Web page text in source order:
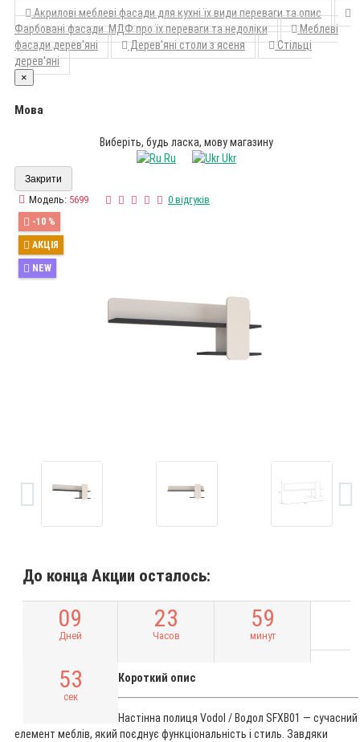
Акрилові меблеві фасади для кухні їх види переваги та опис
Фарбовані фасади МДФ про їх переваги та недоліки
Меблеві
фасади дерев'яні
Дерев'яні столи з ясеня
Стільці
дерев'яні
×
Мова
Виберіть, будь ласка, мову магазину
Ru
Ukr
Закрити
Модель: 5699 0 відгуків
-10 %
АКЦІЯ
NEW
До конца Акции осталось:
09
Дней
23
Часов
59
минут
52
сек
Короткий опис
Настінна полиця Vodol / Водол SFXB01 — сучасний
елемент меблів, який поєднує функціональність і стиль. Завдяки